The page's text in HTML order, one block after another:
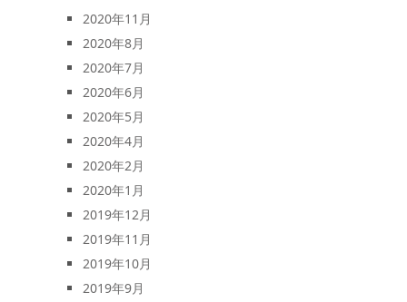
2020年11月
2020年8月
2020年7月
2020年6月
2020年5月
2020年4月
2020年2月
2020年1月
2019年12月
2019年11月
2019年10月
2019年9月